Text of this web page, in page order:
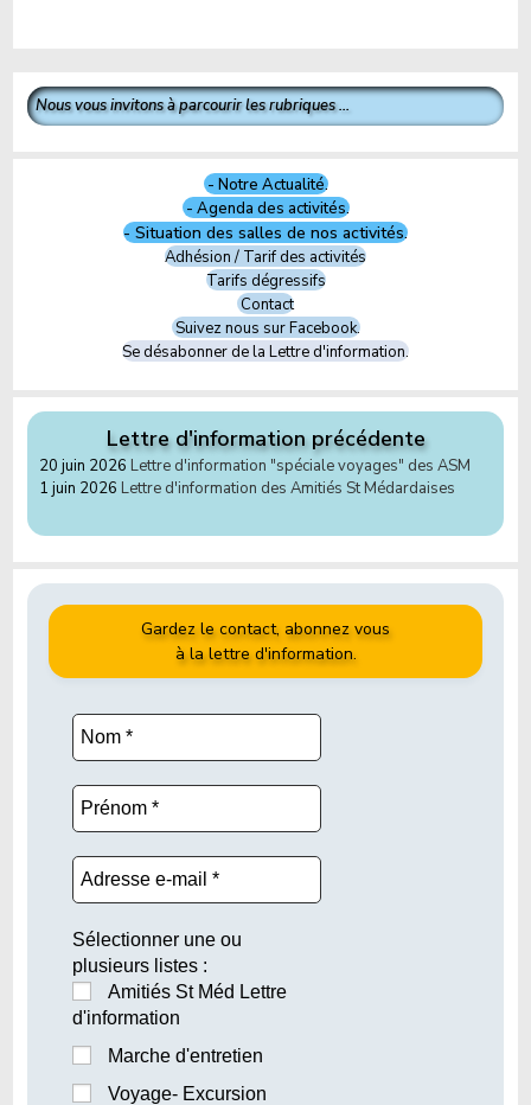
Nous vous invitons à parcourir les rubriques ...
- Notre Actualité.
- Agenda des activités.
- Situation des salles de nos activités.
Adhésion / Tarif des activités
Tarifs dégressifs
Contact
Suivez nous sur Facebook.
Se désabonner de la Lettre d'information.
Lettre d'information précédente
20 juin 2026 Lettre d'information "spéciale voyages" des ASM
1 juin 2026 Lettre d'information des Amitiés St Médardaises
Gardez le contact, abonnez vous
à la lettre d'information.
Sélectionner une ou
plusieurs listes :
Amitiés St Méd Lettre
d'information
Marche d'entretien
Voyage- Excursion